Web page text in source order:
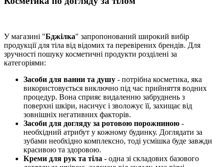
У магазині "Бджілка" запропонований широкий вибір
продукції для тіла від відомих та перевірених брендів. Для
зручності пошуку косметичні продукти розділені за
категоріями:
Засоби для ванни та душу - потрібна косметика, яка
використовується виключно під час прийняття водних
процедур. Вона сприяє видаленню забруднень з
поверхні шкіри, насичує і зволожує її, захищає від
зовнішніх негативних факторів.
Засоби для догляду за ротовою порожниною -
необхідний атрибут у кожному будинку. Доглядати за
зубами необхідно комплексно, тоді усмішка буде завжди
красивою та здоровою.
Креми для рук та тіла - одна зі складових базового